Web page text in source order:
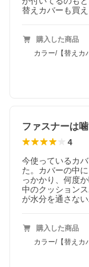
替えカバーも買
購入した商品
カラー/【替えカ
ファスナーは
4
今使っているカ
た。カバーの中
っかかり、何度か
中のクッション
が水分を通さな
購入した商品
カラー/【替えカ